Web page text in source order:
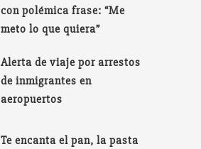
con polémica frase: “Me
meto lo que quiera”
Alerta de viaje por arrestos
de inmigrantes en
aeropuertos
Te encanta el pan, la pasta